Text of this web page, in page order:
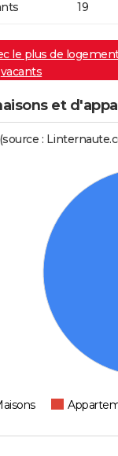
19
le plus de
vacants
et
: